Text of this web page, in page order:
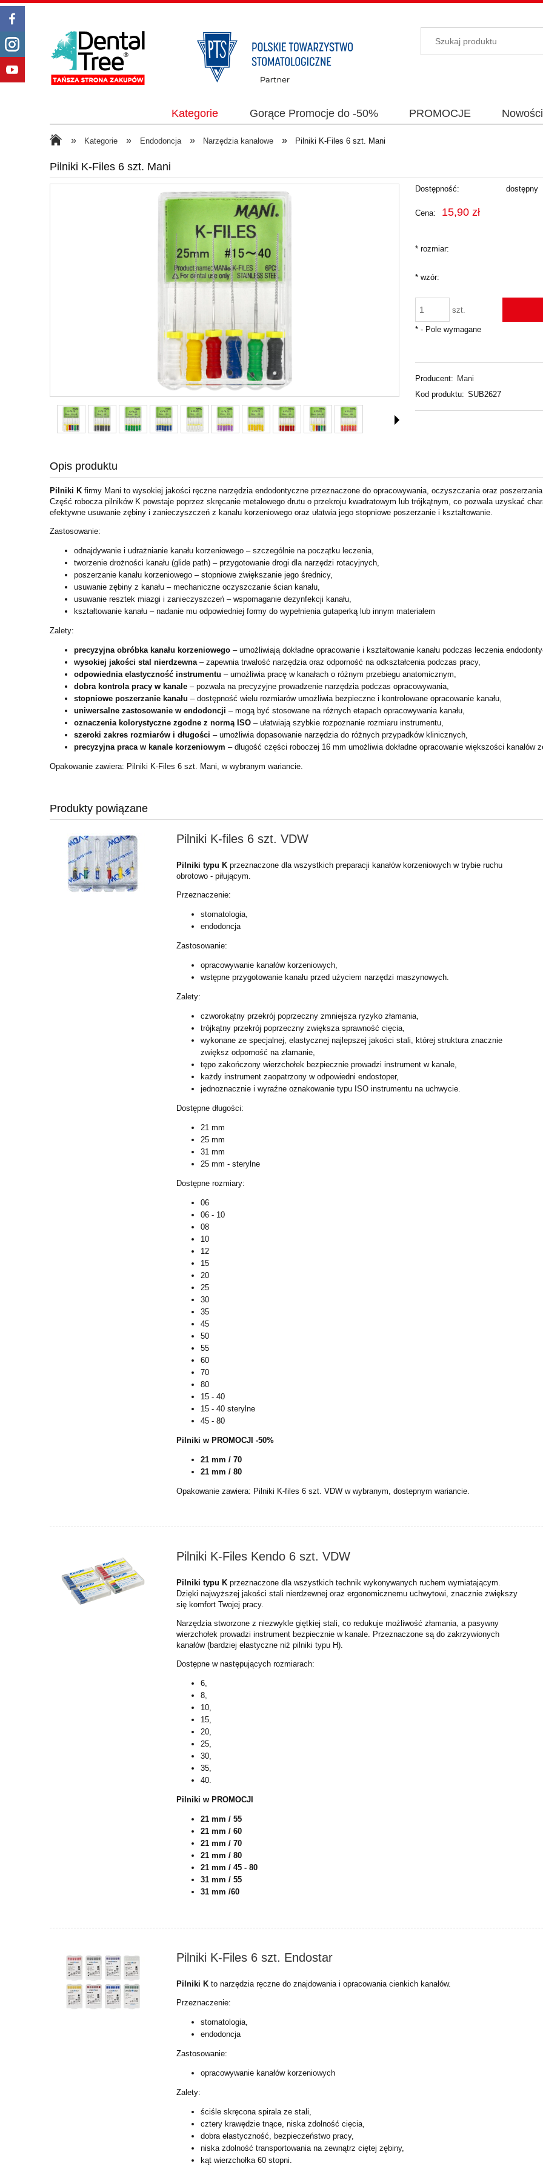
Kategorie Gorące Promocje do -50% PROMOCJE Nowości
» Kategorie » Endodoncja » Narzędzia kanałowe » Pilniki K-Files 6 szt. Mani
Pilniki K-Files 6 szt. Mani
Dostępność: dostępny
Cena: 15,90 zł
*rozmiar:
*wzór:
szt.
*- Pole wymagane
Producent: Mani
Kod produktu: SUB2627
Opis produktu
Pilniki K firmy Mani to wysokiej jakości ręczne narzędzia endodontyczne przeznaczone do opracowywania, oczyszczania oraz
Część robocza pilników K powstaje poprzez skręcanie metalowego drutu o przekroju kwadratowym lub trójkątnym, co pozwala uzyskać
efektywne usuwanie zębiny i zanieczyszczeń z kanału korzeniowego oraz ułatwia jego stopniowe poszerzanie i kształtowanie.
Zastosowanie:
odnajdywanie i udrażnianie kanału korzeniowego – szczególnie na początku leczenia,
tworzenie drożności kanału (glide path) – przygotowanie drogi dla narzędzi rotacyjnych,
poszerzanie kanału korzeniowego – stopniowe zwiększanie jego średnicy,
usuwanie zębiny z kanału – mechaniczne oczyszczanie ścian kanału,
usuwanie resztek miazgi i zanieczyszczeń – wspomaganie dezynfekcji kanału,
kształtowanie kanału – nadanie mu odpowiedniej formy do wypełnienia gutaperką lub innym materiałem
Zalety:
precyzyjna obróbka kanału korzeniowego – umożliwiają dokładne opracowanie i kształtowanie kanału podczas leczenia
wysokiej jakości stal nierdzewna – zapewnia trwałość narzędzia oraz odporność na odkształcenia podczas pracy,
odpowiednia elastyczność instrumentu – umożliwia pracę w kanałach o różnym przebiegu anatomicznym,
dobra kontrola pracy w kanale – pozwala na precyzyjne prowadzenie narzędzia podczas opracowywania,
stopniowe poszerzanie kanału – dostępność wielu rozmiarów umożliwia bezpieczne i kontrolowane opracowanie kanału,
uniwersalne zastosowanie w endodoncji – mogą być stosowane na różnych etapach opracowywania kanału,
oznaczenia kolorystyczne zgodne z normą ISO – ułatwiają szybkie rozpoznanie rozmiaru instrumentu,
szeroki zakres rozmiarów i długości – umożliwia dopasowanie narzędzia do różnych przypadków klinicznych,
precyzyjna praca w kanale korzeniowym – długość części roboczej 16 mm umożliwia dokładne opracowanie większości kanałów
Opakowanie zawiera: Pilniki K-Files 6 szt. Mani, w wybranym wariancie.
Produkty powiązane
Pilniki K-files 6 szt. VDW
Pilniki typu Kprzeznaczone dla wszystkich preparacji kanałów korzeniowych w trybie ruchu
obrotowo - piłującym.
Przeznaczenie:
stomatologia,
endodoncja
Zastosowanie:
opracowywanie kanałów korzeniowych,
wstępne przygotowanie kanału przed użyciem narzędzi maszynowych.
Zalety:
czworokątny przekrój poprzeczny zmniejsza ryzyko złamania,
trójkątny przekrój poprzeczny zwiększa sprawność cięcia,
wykonane ze specjalnej, elastycznej najlepszej jakości stali, której struktura znacznie
zwiększ odporność na złamanie,
tępo zakończony wierzchołek bezpiecznie prowadzi instrument w kanale,
każdy instrument zaopatrzony w odpowiedni endostoper,
jednoznacznie i wyraźne oznakowanie typu ISO instrumentu na uchwycie.
Dostępne długości:
21 mm
25 mm
31 mm
25 mm - sterylne
Dostępne rozmiary:
06
06 - 10
08
10
12
15
20
25
30
35
45
50
55
60
70
80
15 - 40
15 - 40 sterylne
45 - 80
Pilniki w PROMOCJI -50%
21 mm / 70
21 mm / 80
Opakowanie zawiera: Pilniki K-files 6 szt. VDW w wybranym, dostepnym wariancie.
Pilniki K-Files Kendo 6 szt. VDW
Pilniki typu K przeznaczone dla wszystkich technik wykonywanych ruchem wymiatającym.
Dzięki najwyższej jakości stali nierdzewnej oraz ergonomicznemu uchwytowi, znacznie zwiększy
się komfort Twojej pracy.
Narzędzia stworzone z niezwykle giętkiej stali, co redukuje możliwość złamania, a pasywny
wierzchołek prowadzi instrument bezpiecznie w kanale. Przeznaczone są do zakrzywionych
kanałów (bardziej elastyczne niż pilniki typu H).
Dostępne w następujących rozmiarach:
6,
8,
10,
15,
20,
25,
30,
35,
40.
Pilniki w PROMOCJI
21 mm / 55
21 mm / 60
21 mm / 70
21 mm / 80
21 mm / 45 - 80
31 mm / 55
31 mm /60
Pilniki K-Files 6 szt. Endostar
Pilniki Kto narzędzia ręczne do znajdowania i opracowania cienkich kanałów.
Przeznaczenie:
stomatologia,
endodoncja
Zastosowanie:
opracowywanie kanałów korzeniowych
Zalety:
ściśle skręcona spirala ze stali,
cztery krawędzie tnące, niska zdolność cięcia,
dobra elastyczność, bezpieczeństwo pracy,
niska zdolność transportowania na zewnątrz ciętej zębiny,
kąt wierzchołka 60 stopni.